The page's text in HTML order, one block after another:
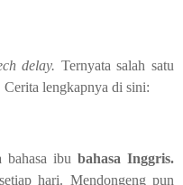
delay. Ternyata salah satu
Cerita lengkapnya di sini:
bahasa ibu bahasa Inggris.
hari. Mendongeng pun